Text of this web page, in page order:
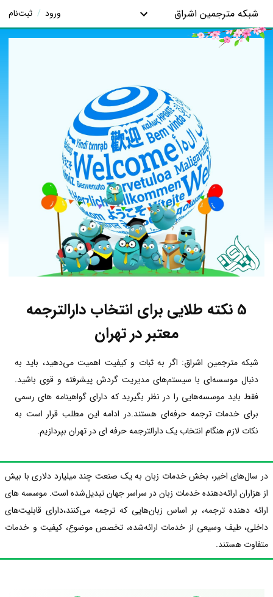
شبکه مترجمین اشراق ورود / ثبت‌نام
5 نکته طلایی برای انتخاب دارالترجمه
معتبر در تهران
شبکه مترجمین اشراق: اگر به ثبات و کیفیت اهمیت می‌دهید، باید به
دنبال موسسه‌ای با سیستم‌های مدیریت گردش پیشرفته و قوی باشید.
فقط باید موسسه‌هایی را در نظر بگیرید که دارای گواهینامه های رسمی
برای خدمات ترجمه حرفه‌ای هستند.در ادامه این مطلب قرار است به
نکات لازم هنگام انتخاب یک دارالترجمه حرفه ای در تهران بپردازیم.
در سال‌های اخیر، بخش خدمات زبان به یک صنعت چند میلیارد دلاری با بیش
از هزاران ارائه‌دهنده خدمات زبان در سراسر جهان تبدیل‌شده است. موسسه های
ارائه دهنده ترجمه، بر اساس زبان‌هایی که ترجمه می‌کنند،دارای قابلیت‌های
داخلی، طیف وسیعی از خدمات ارائه‌شده، تخصص موضوع، کیفیت و خدمات
متفاوت هستند.